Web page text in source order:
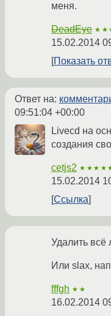
меня.
DeadEye
15.02.2014
Показать
Ответ на:
09:51:04 +00:00
Livecd на
создания
cetjs2
15.02.2014
Ссылка
Удалить всё
Или slax,
fffgh ★★
16.02.2014